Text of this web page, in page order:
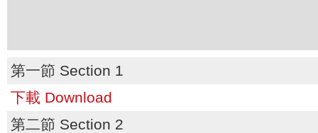
第一節 Section 1
下載 Download
第二節 Section 2